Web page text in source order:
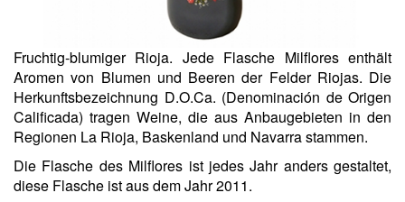
Fruchtig-blumiger Rioja. Jede Flasche Milflores enthält
Aromen von Blumen und Beeren der Felder Riojas. Die
Herkunftsbezeichnung D.O.Ca. (Denominación de Origen
Calificada) tragen Weine, die aus Anbaugebieten in den
Regionen La Rioja, Baskenland und Navarra stammen.
Die Flasche des Milflores ist jedes Jahr anders gestaltet,
diese Flasche ist aus dem Jahr 2011.